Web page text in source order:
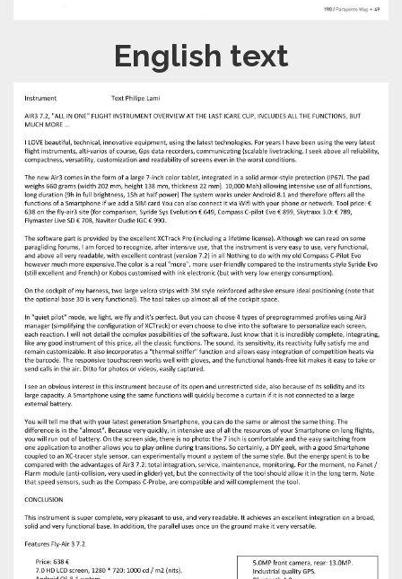
English text